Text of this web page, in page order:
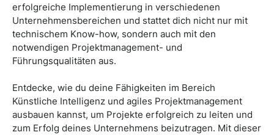
erfolgreiche Implementierung in verschiedenen
Unternehmensbereichen und stattet dich nicht nur mit
technischem Know-how, sondern auch mit den
notwendigen Projektmanagement- und
Führungsqualitäten aus.
Entdecke, wie du deine Fähigkeiten im Bereich
Künstliche Intelligenz und agiles Projektmanagement
ausbauen kannst, um Projekte erfolgreich zu leiten und
zum Erfolg deines Unternehmens beizutragen. Mit dieser